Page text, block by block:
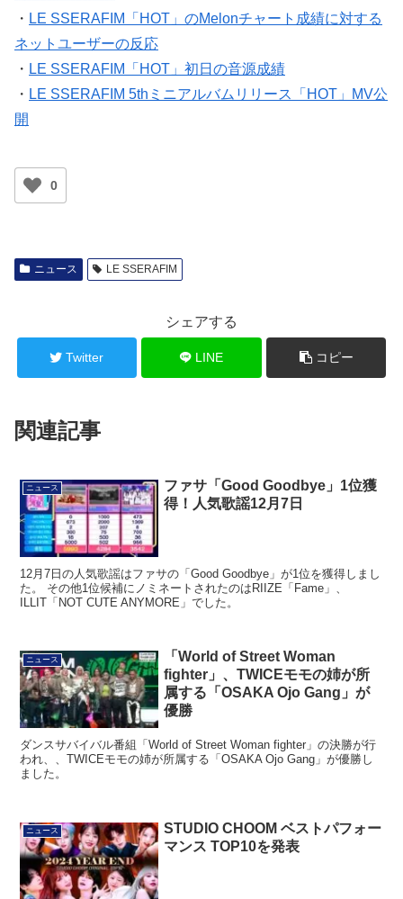
・ LE SSERAFIM「HOT」のMelonチャート成績に対する
ネットユーザーの反応
・ LE SSERAFIM「HOT」初日の音源成績
・ LE SSERAFIM 5thミニアルバムリリース「HOT」MV公
開
0
ニュース LE SSERAFIM
シェアする
Twitter LINE コピー
関連記事
ニュース
ファサ「Good Goodbye」1位獲
得！人気歌謡12月7日
12月7日の人気歌謡はファサの「Good Goodbye」が1位を獲得しまし
た。 その他1位候補にノミネートされたのはRIIZE「Fame」、
ILLIT「NOT CUTE ANYMORE」でした。
ニュース
「World of Street Woman
fighter」、TWICEモモの姉が所
属する「OSAKA Ojo Gang」が
優勝
ダンスサバイバル番組「World of Street Woman fighter」の決勝が行
われ、、TWICEモモの姉が所属する「OSAKA Ojo Gang」が優勝し
ました。
ニュース
STUDIO CHOOM ベストパフォー
マンス TOP10を発表